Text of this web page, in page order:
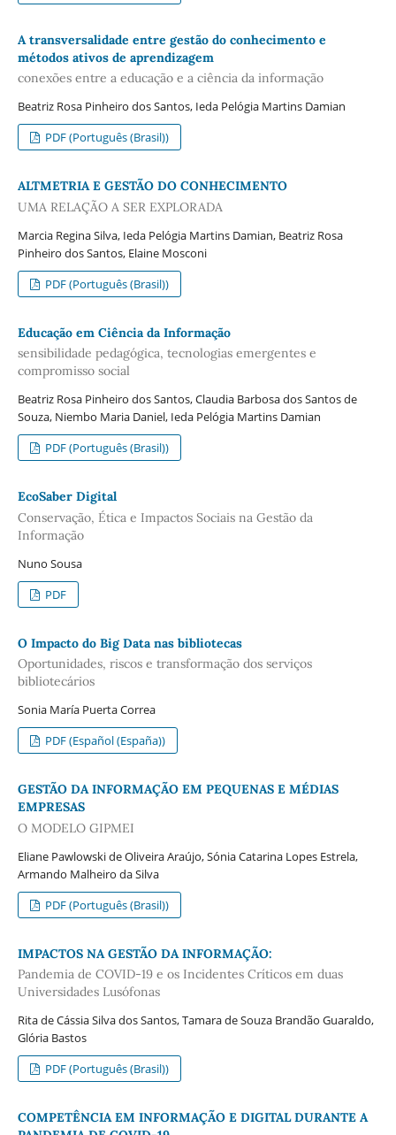
A transversalidade entre gestão do conhecimento e
métodos ativos de aprendizagem
conexões entre a educação e a ciência da informação
Beatriz Rosa Pinheiro dos Santos, Ieda Pelógia Martins Damian
PDF (Português (Brasil))
ALTMETRIA E GESTÃO DO CONHECIMENTO
UMA RELAÇÃO A SER EXPLORADA
Marcia Regina Silva, Ieda Pelógia Martins Damian, Beatriz Rosa
Pinheiro dos Santos, Elaine Mosconi
PDF (Português (Brasil))
Educação em Ciência da Informação
sensibilidade pedagógica, tecnologias emergentes e
compromisso social
Beatriz Rosa Pinheiro dos Santos, Claudia Barbosa dos Santos de
Souza, Niembo Maria Daniel, Ieda Pelógia Martins Damian
PDF (Português (Brasil))
EcoSaber Digital
Conservação, Ética e Impactos Sociais na Gestão da
Informação
Nuno Sousa
PDF
O Impacto do Big Data nas bibliotecas
Oportunidades, riscos e transformação dos serviços
bibliotecários
Sonia María Puerta Correa
PDF (Español (España))
GESTÃO DA INFORMAÇÃO EM PEQUENAS E MÉDIAS
EMPRESAS
O MODELO GIPMEI
Eliane Pawlowski de Oliveira Araújo, Sónia Catarina Lopes Estrela,
Armando Malheiro da Silva
PDF (Português (Brasil))
IMPACTOS NA GESTÃO DA INFORMAÇÃO:
Pandemia de COVID-19 e os Incidentes Críticos em duas
Universidades Lusófonas
Rita de Cássia Silva dos Santos, Tamara de Souza Brandão Guaraldo,
Glória Bastos
PDF (Português (Brasil))
COMPETÊNCIA EM INFORMAÇÃO E DIGITAL DURANTE A